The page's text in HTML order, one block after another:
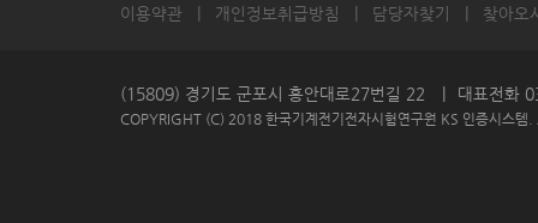
이용약관 개인정보취급방침 담당자찾기 찾아오
(15809) 경기도 군포시 흥안대로27번길 22 대표전화
COPYRIGHT (C) 2018 한국기계전기전자시험연구원 KS 인증시스템